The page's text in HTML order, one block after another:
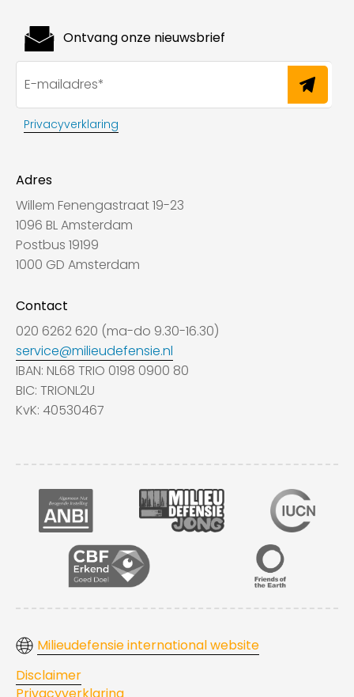
Adres
Willem Fenengastraat 19-23
1096 BL Amsterdam
Postbus 19199
1000 GD Amsterdam
Contact
020 6262 620 (ma-do 9.30-16.30)
service@milieudefensie.nl
IBAN: NL68 TRIO 0198 0900 80
BIC: TRIONL2U
KvK: 40530467
Ontvang onze nieuwsbrief
Privacyverklaring
Milieudefensie international website
Disclaimer
Privacyverklaring